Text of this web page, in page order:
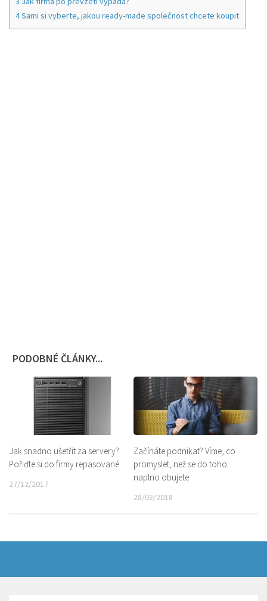
4Sami si vyberte, jakou ready-made společnost chcete koupit
PODOBNÉ ČLÁNKY...
Jak snadno ušetřit za servery?
Pořiďte si do firmy repasované
27/12/2017
Začínáte podnikat? Víme, co
promyslet, než se do toho
naplno obujete
28/03/2018